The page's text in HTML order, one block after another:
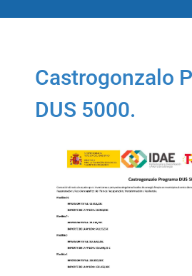
Castrogonzalo
DUS 5000.